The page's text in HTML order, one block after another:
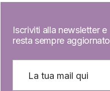
Iscriviti alla newsletter e
resta sempre aggiornato